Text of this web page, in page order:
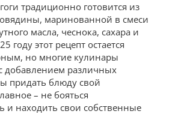
традиционно готовится из
маринованной в смеси
масла, чеснока, сахара и
году этот рецепт остается
но многие кулинары
добавлением различных
придать блюду свой
– не бояться
и находить свои собственные